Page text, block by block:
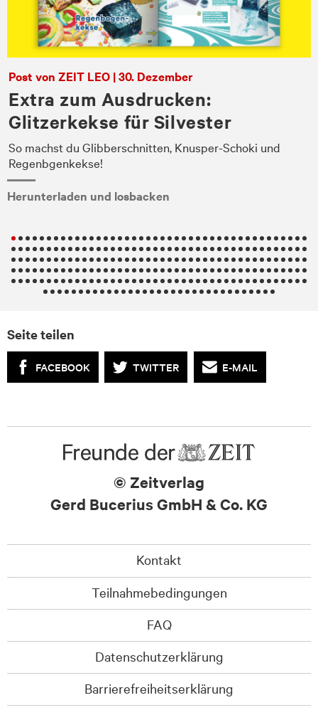
Post von ZEIT LEO | 30. Dezember
Extra zum Ausdrucken:
Glitzerkekse für Silvester
So machst du Glibberschnitten, Knusper-Schoki und
Regenbgenkekse!
Herunterladen und losbacken
Seite teilen
FACEBOOK TWITTER E-MAIL
© Zeitverlag
Gerd Bucerius GmbH & Co. KG
Kontakt
Teilnahmebedingungen
FAQ
Datenschutzerklärung
Barrierefreiheitserklärung